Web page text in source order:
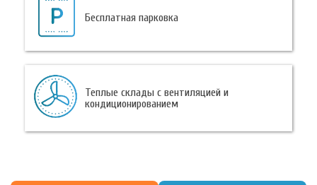
Бесплатная парковка
Теплые склады с вентиляцией и
кондиционированием